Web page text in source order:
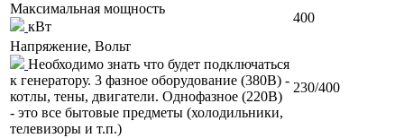
Максимальная мощность
кВт
400
Напряжение, Вольт
Необходимо знать что будет подключаться
к генератору. 3 фазное оборудование (380В) -
котлы, тены, двигатели. Однофазное (220В)
- это все бытовые предметы (холодильники,
телевизоры и т.п.)
230/400